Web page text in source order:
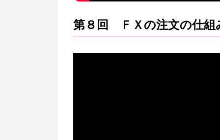
第８回 ＦＸの注文の仕組